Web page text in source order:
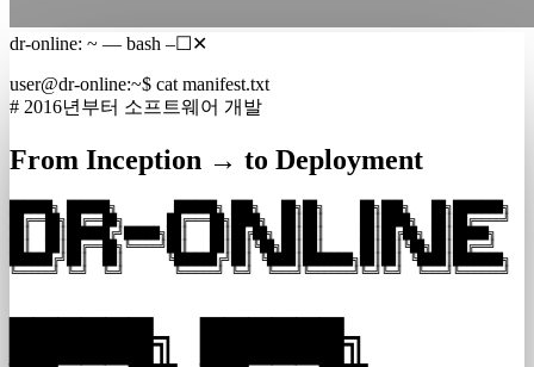
dr-online: ~ — bash –☐✕
user@dr-online:~$ cat manifest.txt
# 2016년부터 소프트웨어 개발
From Inception → to Deployment
██████╗ ██████╗        ██████╗ ███╗   ██╗██╗     ██╗███╗   ██╗███████╗
██╔══██╗██╔══██╗      ██╔═══██╗████╗  ██║██║     ██║████╗  ██║██╔════╝
██║  ██║██████╔╝█████╗██║   ██║██╔██╗ ██║██║     ██║██╔██╗ ██║█████╗
██║  ██║██╔══██╗╚════╝██║   ██║██║╚██╗██║██║     ██║██║╚██╗██║██╔══╝
██████╔╝██║  ██║      ╚██████╔╝██║ ╚████║███████╗██║██║ ╚████║███████╗
╚═════╝ ╚═╝  ╚═╝       ╚═════╝ ╚═╝  ╚═══╝╚══════╝╚═╝╚═╝  ╚═══╝╚══════╝
██████╗ ██████╗